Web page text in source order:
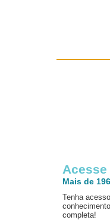
Mais de
Tenha
completa!